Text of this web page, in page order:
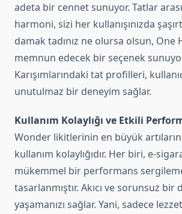
adeta bir cennet sunuyor. Tatlar
harmoni, sizi her kullanışınızda
damak tadınız ne olursa olsun, One
memnun edecek bir seçenek
Karışımlarındaki tat profilleri,
unutulmaz bir deneyim sağlar.
Kullanım Kolaylığı ve Etkili
Wonder likitlerinin en büyük
kullanım kolaylığıdır. Her biri, e-
mükemmel bir performans
tasarlanmıştır. Akıcı ve sorunsuz bir
yaşamanızı sağlar. Yani, sadece